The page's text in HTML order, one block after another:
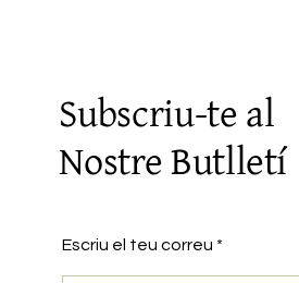
Subscriu-te al
Nostre Butlletí
Escriu el teu correu